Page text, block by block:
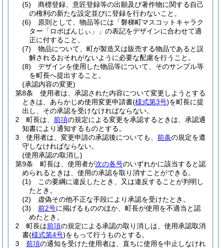
(5)
商標登録、意匠登録等の出願及び著作物に関する自己
の権利の新たな設定並びに登録を行わないこと。
(6)
原則として、物品等には「磐梯町マスコットキャラク
ター「ロボばんじぃ」」の表記をデザインに合わせて適
正に付すること。
(7)
物品について、町が製造又は販売する物品であると誤
解されるおそれがないように必要な配慮を行うこと。
(8)
デザインを使用した物品等について、そのサンプル等
を町長へ提出すること。
(承認内容の変更)
第8条
使用者は、承認された内容について変更しようとする
ときは、あらかじめ使用変更申請書(様式第3号)を町長に提
出し、その承認を受けなければならない。
2
町長は、 前項の規定による変更を承認するときは、承認通
知書により通知するものとする。
3
使用者は、変更申請の承認後についても、 前条の規定を遵
守しなければならない。
(使用承認の取消し)
第9条
町長は、使用者が次の各号のいずれかに該当すると認
められるときは、使用の承認を取り消すことができる。
(1)
この要綱に違反したとき、又は違反することが判明し
たとき。
(2)
虚偽その他不正な手段により承認を受けたとき。
(3)
前2号に掲げるもののほか、町長が使用を不適当と認
めたとき。
2
町長は前項の規定による承認の取り消しは、使用承認取消
書(様式第4号)をもって行うものとする。
3
前項の通知を受けた使用者は、直ちに使用を中止しなけれ